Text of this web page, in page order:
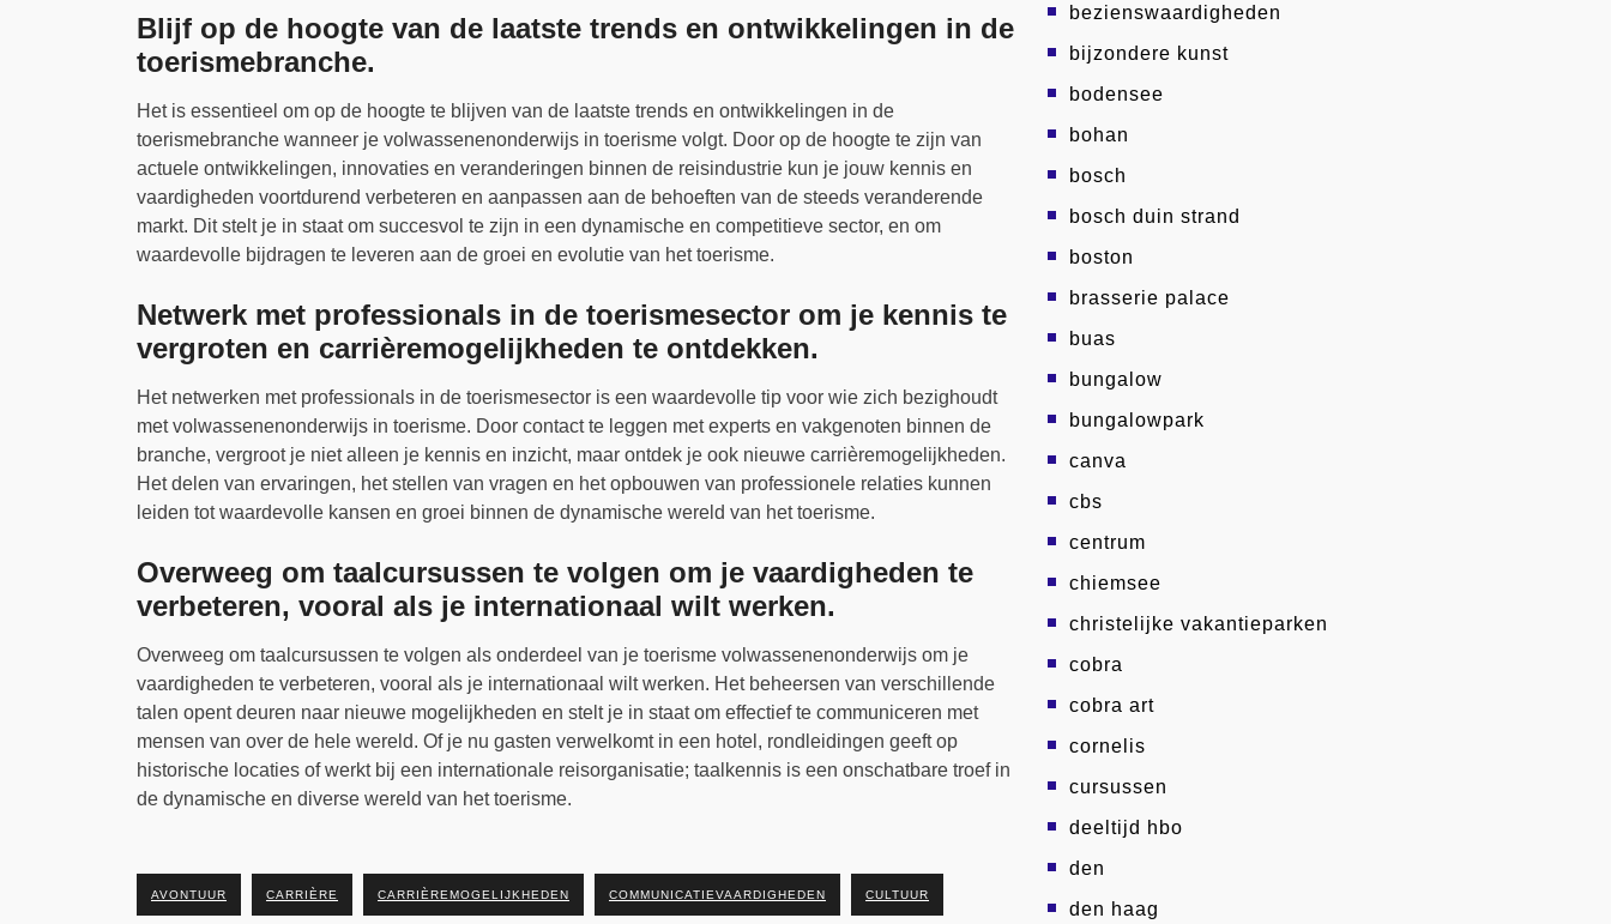
Blijf op de hoogte van de laatste trends en ontwikkelingen in de
toerismebranche.
Het is essentieel om op de hoogte te blijven van de laatste trends en ontwikkelingen in de
toerismebranche wanneer je volwassenenonderwijs in toerisme volgt. Door op de hoogte te zijn van
actuele ontwikkelingen, innovaties en veranderingen binnen de reisindustrie kun je jouw kennis en
vaardigheden voortdurend verbeteren en aanpassen aan de behoeften van de steeds veranderende
markt. Dit stelt je in staat om succesvol te zijn in een dynamische en competitieve sector, en om
waardevolle bijdragen te leveren aan de groei en evolutie van het toerisme.
Netwerk met professionals in de toerismesector om je kennis te
vergroten en carrièremogelijkheden te ontdekken.
Het netwerken met professionals in de toerismesector is een waardevolle tip voor wie zich bezighoudt
met volwassenenonderwijs in toerisme. Door contact te leggen met experts en vakgenoten binnen de
branche, vergroot je niet alleen je kennis en inzicht, maar ontdek je ook nieuwe carrièremogelijkheden.
Het delen van ervaringen, het stellen van vragen en het opbouwen van professionele relaties kunnen
leiden tot waardevolle kansen en groei binnen de dynamische wereld van het toerisme.
Overweeg om taalcursussen te volgen om je vaardigheden te
verbeteren, vooral als je internationaal wilt werken.
Overweeg om taalcursussen te volgen als onderdeel van je toerisme volwassenenonderwijs om je
vaardigheden te verbeteren, vooral als je internationaal wilt werken. Het beheersen van verschillende
talen opent deuren naar nieuwe mogelijkheden en stelt je in staat om effectief te communiceren met
mensen van over de hele wereld. Of je nu gasten verwelkomt in een hotel, rondleidingen geeft op
historische locaties of werkt bij een internationale reisorganisatie; taalkennis is een onschatbare troef in
de dynamische en diverse wereld van het toerisme.
AVONTUUR CARRIÈRE CARRIÈREMOGELIJKHEDEN COMMUNICATIEVAARDIGHEDEN CULTUUR
bezienswaardigheden
bijzondere kunst
bodensee
bohan
bosch
bosch duin strand
boston
brasserie palace
buas
bungalow
bungalowpark
canva
cbs
centrum
chiemsee
christelijke vakantieparken
cobra
cobra art
cornelis
cursussen
deeltijd hbo
den
den haag